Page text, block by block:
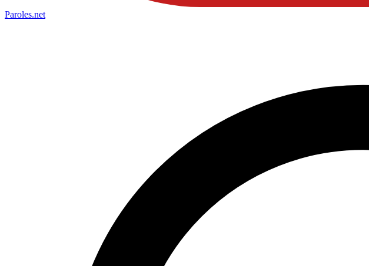
Paroles.net